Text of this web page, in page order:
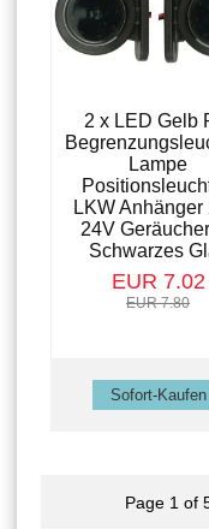
2 x LED Gelb
Lampe
LKW Anhänger
24V
Schwarzes
EUR 7.02
EUR 7.80
Page 1 of